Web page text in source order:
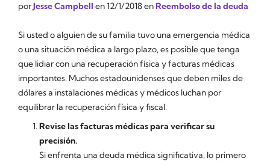
porJesse Campbell en12/1/2018enReembolso de la deuda
Si usted o alguien de su familia tuvo una emergencia médica
o una situación médica a largo plazo, es posible que tenga
que lidiar con una recuperación física y facturas médicas
importantes. Muchos estadounidenses que deben miles de
dólares a instalaciones médicas y médicos luchan por
equilibrar la recuperación física y fiscal.
Revise las facturas médicas para verificar su
precisión.
Si enfrenta una deuda médica significativa, lo primero